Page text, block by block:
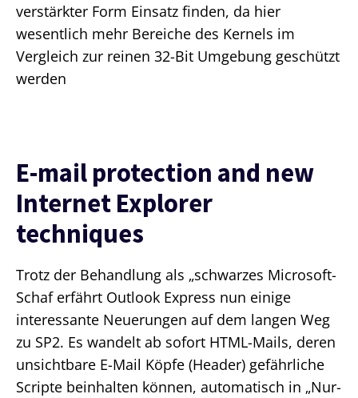
verstärkter Form Einsatz finden, da hier
wesentlich mehr Bereiche des Kernels im
Vergleich zur reinen 32-Bit Umgebung geschützt
werden
E-mail protection and new
Internet Explorer
techniques
Trotz der Behandlung als „schwarzes Microsoft-
Schaf erfährt Outlook Express nun einige
interessante Neuerungen auf dem langen Weg
zu SP2. Es wandelt ab sofort HTML-Mails, deren
unsichtbare E-Mail Köpfe (Header) gefährliche
Scripte beinhalten können, automatisch in „Nur-